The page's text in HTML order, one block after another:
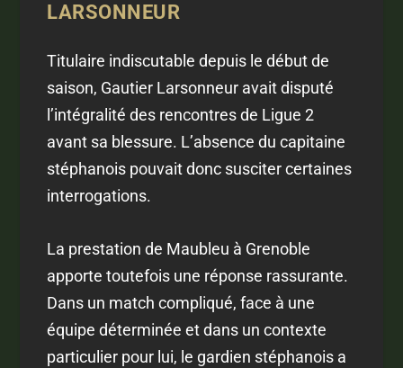
LARSONNEUR
Titulaire indiscutable depuis le début de
saison, Gautier Larsonneur avait disputé
l’intégralité des rencontres de Ligue 2
avant sa blessure. L’absence du capitaine
stéphanois pouvait donc susciter certaines
interrogations.
La prestation de Maubleu à Grenoble
apporte toutefois une réponse rassurante.
Dans un match compliqué, face à une
équipe déterminée et dans un contexte
particulier pour lui, le gardien stéphanois a